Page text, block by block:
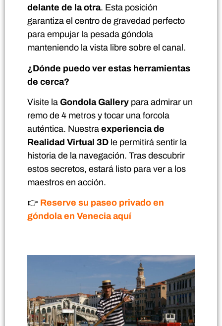
delante de la otra. Esta posición
garantiza el centro de gravedad perfecto
para empujar la pesada góndola
manteniendo la vista libre sobre el canal.
¿Dónde puedo ver estas herramientas
de cerca?
Visite la Gondola Gallery para admirar un
remo de 4 metros y tocar una forcola
auténtica. Nuestra experiencia de
Realidad Virtual 3D le permitirá sentir la
historia de la navegación. Tras descubrir
estos secretos, estará listo para ver a los
maestros en acción.
👉 Reserve su paseo privado en
góndola en Venecia aquí